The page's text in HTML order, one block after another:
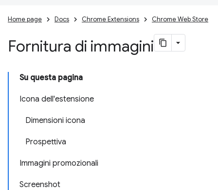
Home page Docs Chrome Extensions Chrome Web Store
Fornitura di immagini
Su questa pagina
Icona dell'estensione
Dimensioni icona
Prospettiva
Immagini promozionali
Screenshot